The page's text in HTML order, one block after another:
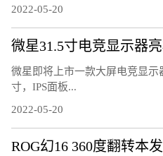
2022-05-20
微星31.5寸电竞显示器
微星即将上市一款大屏电竞显示
寸，IPS面板...
2022-05-20